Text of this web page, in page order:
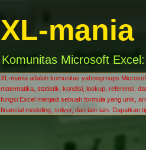
XL-mania
Komunitas Microsoft
XL-mania adalah komunitas yahoogroups
matematika, statistik, kondisi, lookup, referensi,
fungsi Excel menjadi sebuah formula yang unik,
financial modeling, solver, dan lain-lain. Dapatkan